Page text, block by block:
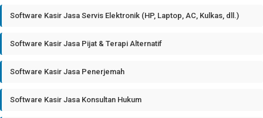
Software Kasir Jasa Servis Elektronik (HP, Laptop, AC, Kulkas, dll.)
Software Kasir Jasa Pijat & Terapi Alternatif
Software Kasir Jasa Penerjemah
Software Kasir Jasa Konsultan Hukum